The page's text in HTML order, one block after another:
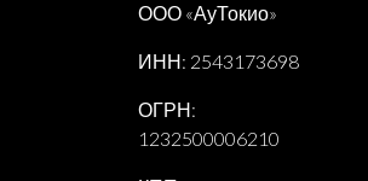
ООО «АуТокио»
ИНН: 2543173698
ОГРН:
1232500006210